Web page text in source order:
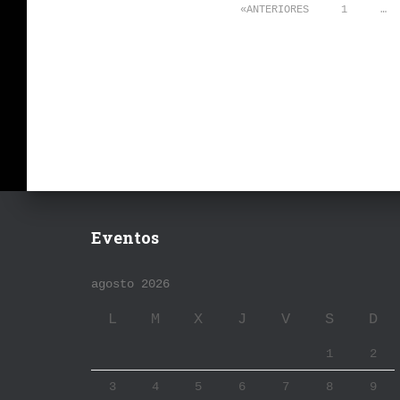
PaginaciónANTERIORES 1 …
Eventos
agosto 2026
L M X J V S D
1 2
3 4 5 6 7 8 9